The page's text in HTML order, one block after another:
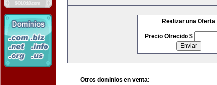
Realizar una Oferta
Precio Ofrecido $
Otros dominios en venta: